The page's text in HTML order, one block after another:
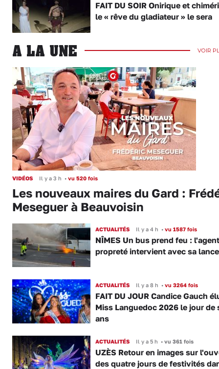
FAIT DU SOIR Onirique et
le « rêve du gladiateur » le sera
A LA UNE VOIR
VIDÉOS Il y a 3 h • vu 520 fois
Les nouveaux maires du Gard :
Meseguer à Beauvoisin
ACTUALITÉS Il y a 4 h •vu 1587 fois
NÎMES Un bus prend feu :
propreté intervient avec sa lance
ACTUALITÉS Il y a 8 h •vu 3264 fois
FAIT DU JOUR Candice Gauch
Miss Languedoc 2026 le jour de
ans
ACTUALITÉS Il y a 5 h •vu 361 fois
UZÈS Retour en images sur
des quatre jours de festivités